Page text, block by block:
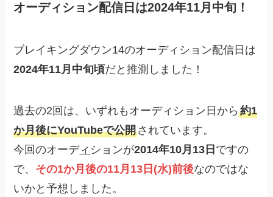
オーディション配信日は2024年11月中旬 ！
ブレイキングダウン14のオーディション配信日は
2024年11月中旬頃だと推測しました！
過去の2回は、いずれもオーディション日から約1
か月後にYouTubeで公開されています。
今回のオーディ ションが2014年10月13日 ですの
で、 その1か月後の11月13日(水)前後なのではな
いかと予想しました。